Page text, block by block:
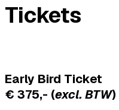
Tickets
Early Bird Ticket
€ 375,- (excl. BTW)